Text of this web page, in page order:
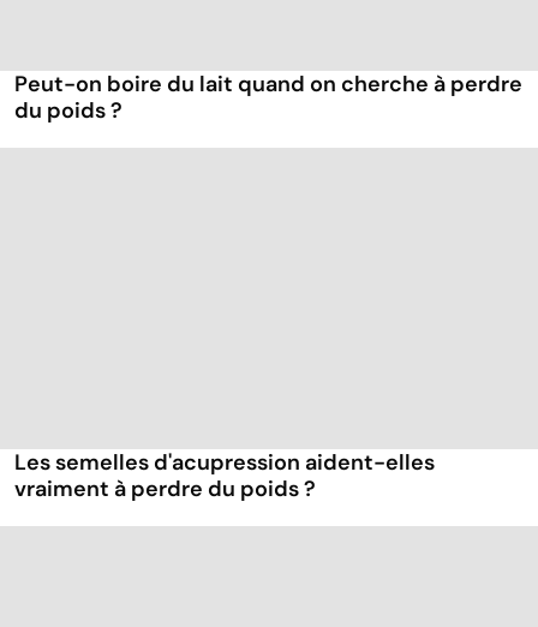
Peut-on boire du lait quand on cherche à perdre
du poids ?
Les semelles d'acupression aident-elles
vraiment à perdre du poids ?